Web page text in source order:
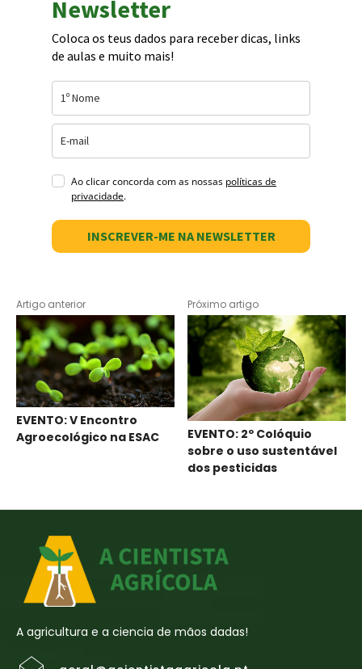
Newsletter
Coloca os teus dados para receber dicas, links
de aulas e muito mais!
Ao clicar concorda com as nossas políticas de
privacidade.
INSCREVER-ME NA NEWSLETTER
Artigo anterior
EVENTO: V Encontro
Agroecológico na ESAC
Próximo artigo
EVENTO: 2º Colóquio
sobre o uso sustentável
dos pesticidas
A agricultura e a ciencia de mãos dadas!